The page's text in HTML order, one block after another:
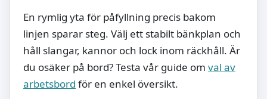
En rymlig yta för påfyllning precis bakom
linjen sparar steg. Välj ett stabilt bänkplan och
håll slangar, kannor och lock inom räckhåll. Är
du osäker på bord? Testa vår guide om val av
arbetsbord för en enkel översikt.